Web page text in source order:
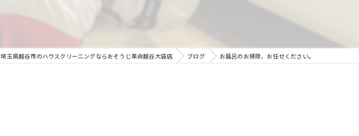
埼玉県越谷市のハウスクリーニングならおそうじ革命越谷大袋店 ブログ お風呂のお掃除、お任せください。